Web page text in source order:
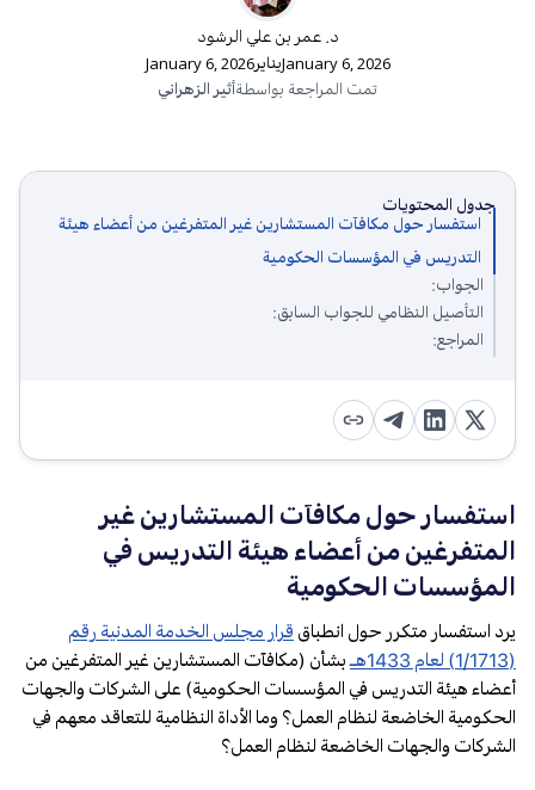
د. عمر بن علي الرشود
January 6, 2026ينايرJanuary 6, 2026
تمت المراجعة بواسطةأثير الزهراني
استفسار حول مكافآت المستشارين غير
المتفرغين من أعضاء هيئة التدريس في
المؤسسات الحكومية
يرد استفسار متكرر حول انطباق قرار مجلس الخدمة المدنية رقم
(1/1713) لعام 1433هـ
بشأن (مكافآت المستشارين غير المتفرغين من
أعضاء هيئة التدريس في المؤسسات الحكومية) على الشركات والجهات
الحكومية الخاضعة لنظام العمل؟ وما الأداة النظامية للتعاقد معهم في
الشركات والجهات الخاضعة لنظام العمل؟
جدول المحتويات
استفسار حول مكافآت المستشارين غير المتفرغين من أعضاء هيئة
التدريس في المؤسسات الحكومية
الجواب:
التأصيل النظامي للجواب السابق:
المراجع: